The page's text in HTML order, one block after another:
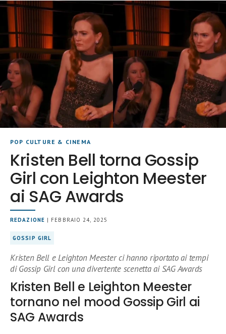
POP CULTURE & CINEMA
Kristen Bell torna Gossip
Girl con Leighton Meester
ai SAG Awards
REDAZIONE | FEBBRAIO 24, 2025
GOSSIP GIRL
Kristen Bell e Leighton Meester ci hanno riportato ai tempi
di Gossip Girl con una divertente scenetta ai SAG Awards
Kristen Bell e Leighton Meester
tornano nel mood Gossip Girl ai
SAG Awards